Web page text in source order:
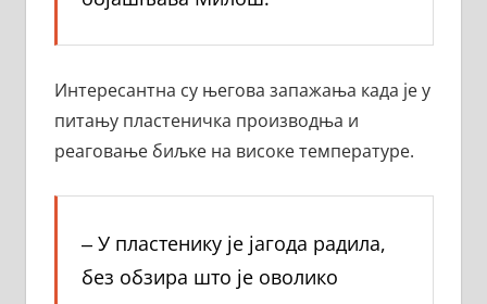
Интересантна су његова запажања када је у
питању пластеничка производња и
реаговање биљке на високе температуре.
‒ У пластенику је јагода радила,
без обзира што је оволико